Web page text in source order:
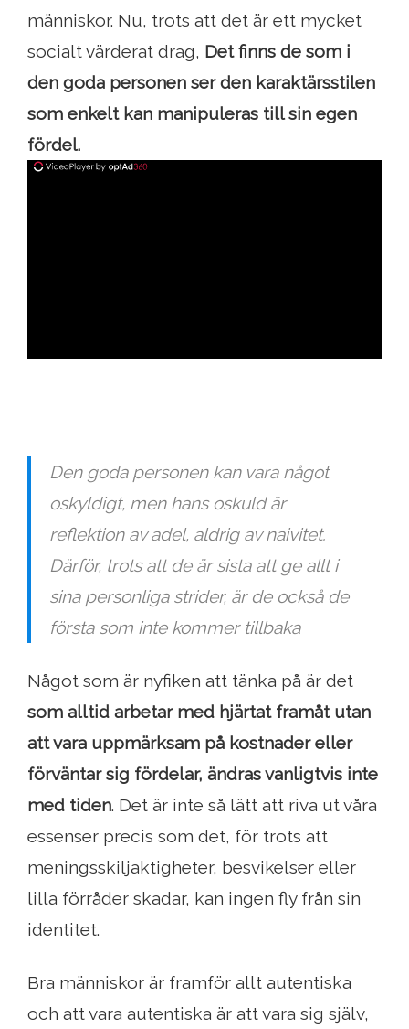
människor. Nu, trots att det är ett mycket
socialt värderat drag, Det finns de som i
den goda personen ser den karaktärsstilen
som enkelt kan manipuleras till sin egen
fördel.
Den goda personen kan vara något
oskyldigt, men hans oskuld är
reflektion av adel, aldrig av naivitet.
Därför, trots att de är sista att ge allt i
sina personliga strider, är de också de
första som inte kommer tillbaka
Något som är nyfiken att tänka på är det
som alltid arbetar med hjärtat framåt utan
att vara uppmärksam på kostnader eller
förväntar sig fördelar, ändras vanligtvis inte
med tiden. Det är inte så lätt att riva ut våra
essenser precis som det, för trots att
meningsskiljaktigheter, besvikelser eller
lilla förråder skadar, kan ingen fly från sin
identitet.
Bra människor är framför allt autentiska
och att vara autentiska är att vara sig själv,